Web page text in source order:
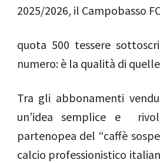
2025/2026, il Campobasso
quota 500 tessere
numero: è la qualità di
Tra gli abbonamenti
un’idea semplice e
partenopea del “caffè
calcio professionistico